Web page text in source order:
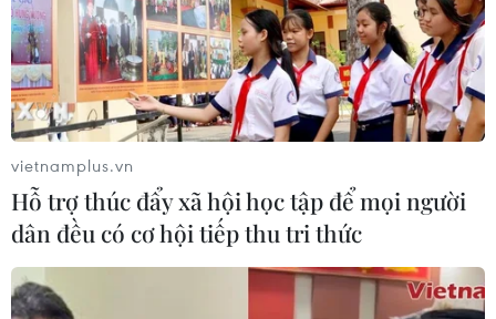
Chính quyền tỉnh Đồng
Nai xác minh thông tin
Iran khẳng định vẫn
kiểm soát tuyến hàng
vietnamplus.vn
Hỗ trợ thúc đẩy xã hội học tập để mọi người
dân đều có cơ hội tiếp thu tri thức